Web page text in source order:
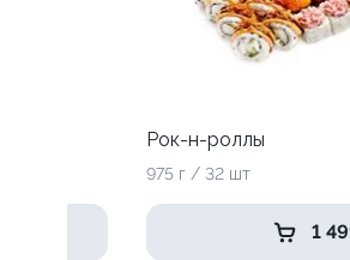
Рок-н-роллы
975 г / 32 шт
1